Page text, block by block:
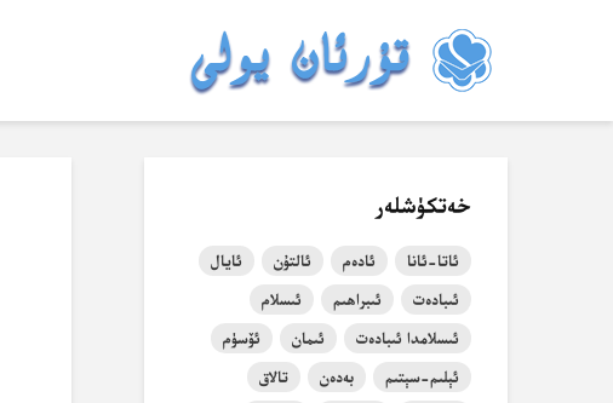
خەتكۈشلەر
ئاتا-ئانا ئادەم ئالتۇن
ئايال
ئىبادەت
ئىبراھىم
ئىسلام
ئىسلامدا ئىبادەت
ئىمان
ئۆسۈم
ئېلىم-سېتىم
بەدەن
تالاق